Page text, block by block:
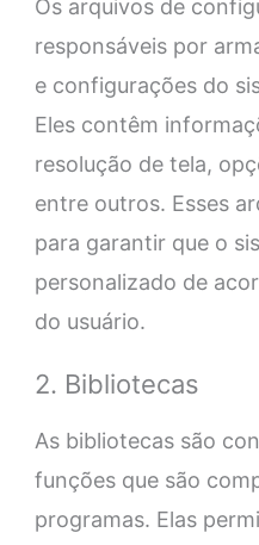
Os arquivos de
responsáveis por
e configurações do
Eles contêm
resolução de tela,
entre outros. Esses
para garantir que o
personalizado de
do usuário.
2. Bibliotecas
As bibliotecas são
funções que são
programas. Elas